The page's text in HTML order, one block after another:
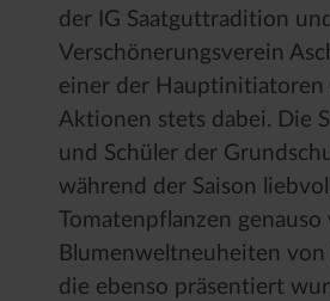
der IG Saatguttradition
Verschönerungsverein
einer der Hauptinitiatoren
Aktionen stets dabei. Die
und Schüler der
während der Saison
Tomatenpflanzen genauso
Blumenweltneuheiten von
die ebenso präsentiert